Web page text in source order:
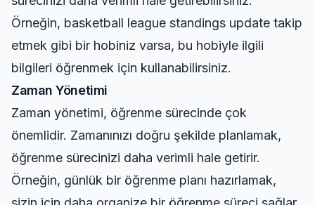
Örneğin, basketball league standings update takip
etmek gibi bir hobiniz varsa, bu hobiyle ilgili
bilgileri öğrenmek için kullanabilirsiniz.
Zaman Yönetimi
Zaman yönetimi, öğrenme sürecinde çok
önemlidir. Zamanınızı doğru şekilde planlamak,
öğrenme sürecinizi daha verimli hale getirir.
Örneğin, günlük bir öğrenme planı hazırlamak,